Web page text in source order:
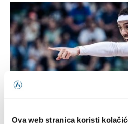
Ova web stranica koristi